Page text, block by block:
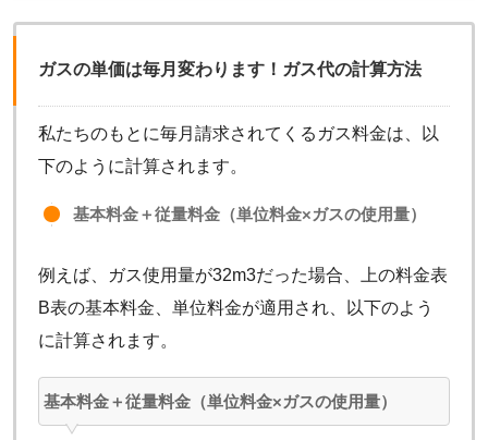
ガスの単価は毎月変わります！ガス代の計算方法
私たちのもとに毎月請求されてくるガス料金は、以
下のように計算されます。
基本料金＋従量料金（単位料金×ガスの使用量）
例えば、ガス使用量が32m3だった場合、上の料金表
B表の基本料金、単位料金が適用され、以下のよう
に計算されます。
基本料金＋従量料金（単位料金×ガスの使用量）